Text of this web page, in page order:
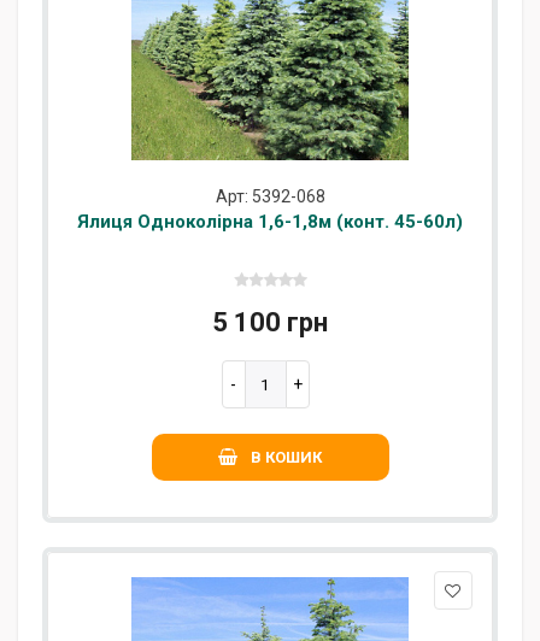
Арт: 5392-068
Ялиця Одноколірна 1,6-1,8м (конт. 45-60л)
5 100 грн
В КОШИК